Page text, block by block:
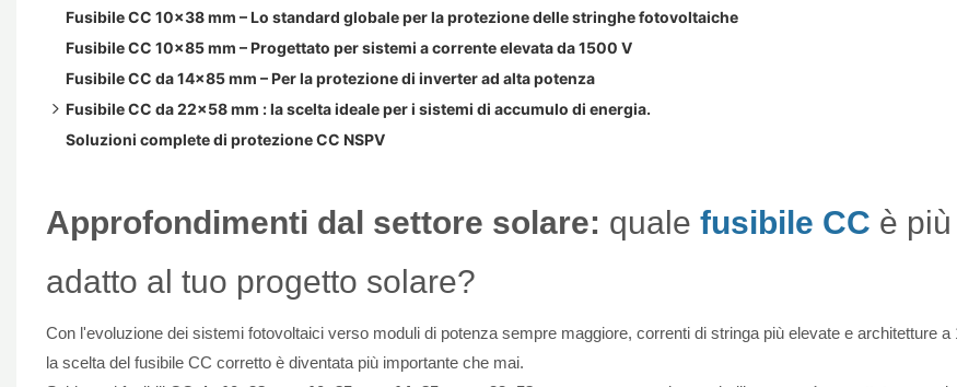
Fusibile CC 10×38 mm – Lo standard globale per la protezione delle stringhe fotovoltaiche
Fusibile CC 10×85 mm – Progettato per sistemi a corrente elevata da 1500 V
Fusibile CC da 14×85 mm – Per la protezione di inverter ad alta potenza
Fusibile CC da 22×58 mm : la scelta ideale per i sistemi di accumulo di energia.
Soluzioni complete di protezione CC NSPV
Approfondimenti dal settore solare: quale fusibile CC è più
adatto al tuo progetto solare?
Con l'evoluzione dei sistemi fotovoltaici verso moduli di potenza sempre maggiore, correnti di stringa più elevate e architetture a
la scelta del fusibile CC corretto è diventata più importante che mai.